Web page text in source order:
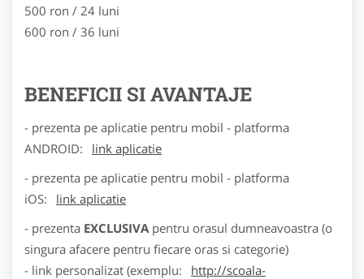
500 ron / 24 luni
600 ron / 36 luni
BENEFICII SI AVANTAJE
- prezenta pe aplicatie pentru mobil - platforma
ANDROID:
link aplicatie
- prezenta pe aplicatie pentru mobil - platforma
iOS:
link aplicatie
- prezenta EXCLUSIVA pentru orasul dumneavoastra (o
singura afacere pentru fiecare oras si categorie)
- link personalizat (exemplu:
http://scoala-